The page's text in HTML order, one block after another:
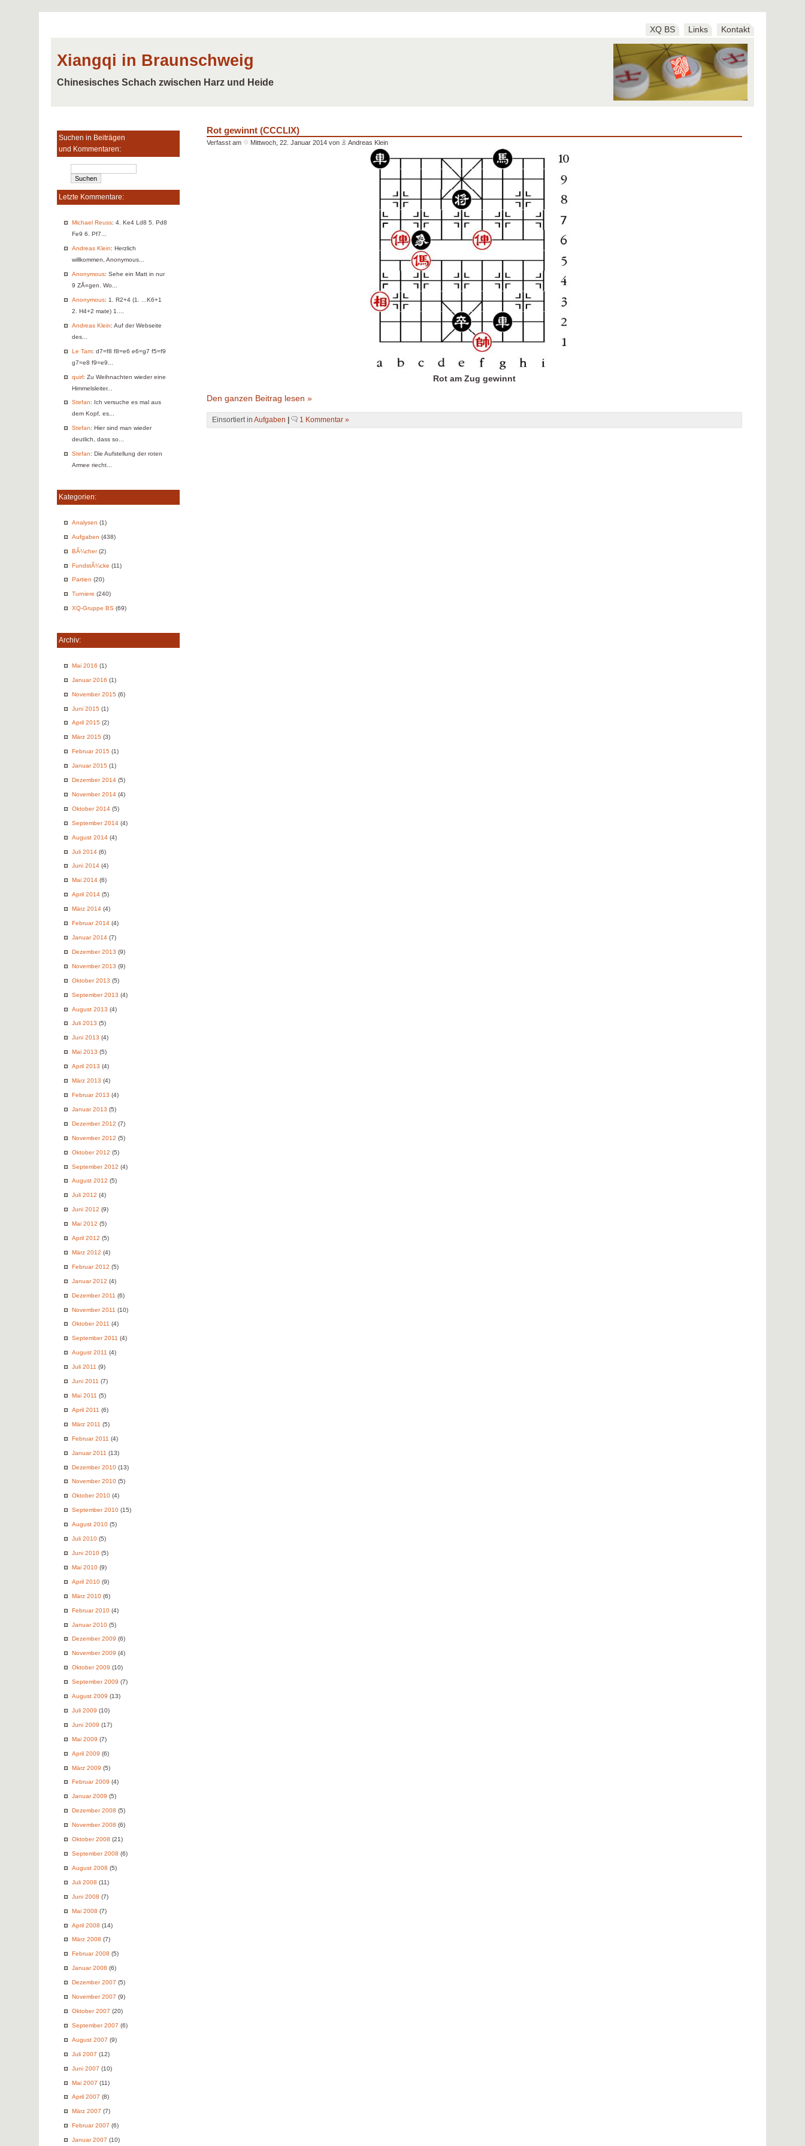
XQ BS Links Kontakt
Xiangqi in Braunschweig
Chinesisches Schach zwischen Harz und Heide
Suchen in Beiträgen
und Kommentaren:
Letzte Kommentare:
Michael Reuss: 4. Ke4 Ld8 5. Pd8
Fe9 6. Pf7...
Andreas Klein: Herzlich
willkommen, Anonymous...
Anonymous: Sehe ein Matt in nur
9 ZÅ«gen. Wo...
Anonymous: 1. R2+4 (1. ...K6+1
2. H4+2 mate) 1....
Andreas Klein: Auf der Webseite
des...
Le Tam: d7=f8 f8=e6 e6=g7 f5=f9
g7=e8 f9=e9...
quirl: Zu Weihnachten wieder eine
Himmelsleiter...
Stefan: Ich versuche es mal aus
dem Kopf, es...
Stefan: Hier sind man wieder
deutlich, dass so...
Stefan: Die Aufstellung der roten
Armee riecht...
Kategorien:
Analysen (1)
Aufgaben (438)
BÃ¼cher(2)
FundstÃ¼cke (11)
Partien (20)
Turniere (240)
XQ-Gruppe BS (69)
Archiv:
Mai 2016 (1)
Januar 2016 (1)
November 2015 (6)
Juni 2015 (1)
April 2015 (2)
März 2015 (3)
Februar 2015 (1)
Januar 2015 (1)
Dezember 2014 (5)
November 2014 (4)
Oktober 2014 (5)
September 2014 (4)
August 2014 (4)
Juli 2014 (6)
Juni 2014 (4)
Mai 2014 (6)
April 2014 (5)
März 2014 (4)
Februar 2014 (4)
Januar 2014 (7)
Dezember 2013 (9)
November 2013 (9)
Oktober 2013 (5)
September 2013 (4)
August 2013 (4)
Juli 2013 (5)
Juni 2013 (4)
Mai 2013 (5)
April 2013 (4)
März 2013 (4)
Februar 2013 (4)
Januar 2013 (5)
Dezember 2012 (7)
November 2012 (5)
Oktober 2012 (5)
September 2012 (4)
August 2012 (5)
Juli 2012 (4)
Juni 2012 (9)
Mai 2012 (5)
April 2012 (5)
März 2012 (4)
Februar 2012 (5)
Januar 2012 (4)
Dezember 2011 (6)
November 2011 (10)
Oktober 2011 (4)
September 2011 (4)
August 2011 (4)
Juli 2011 (9)
Juni 2011 (7)
Mai 2011 (5)
April 2011 (6)
März 2011 (5)
Februar 2011 (4)
Januar 2011 (13)
Dezember 2010 (13)
November 2010 (5)
Oktober 2010 (4)
September 2010 (15)
August 2010 (5)
Juli 2010 (5)
Juni 2010 (5)
Mai 2010 (9)
April 2010 (9)
März 2010 (6)
Februar 2010 (4)
Januar 2010 (5)
Dezember 2009 (6)
November 2009 (4)
Oktober 2009 (10)
September 2009 (7)
August 2009 (13)
Juli 2009 (10)
Juni 2009 (17)
Mai 2009 (7)
April 2009 (6)
März 2009 (5)
Februar 2009 (4)
Januar 2009 (5)
Dezember 2008 (5)
November 2008 (6)
Oktober 2008 (21)
September 2008 (6)
August 2008 (5)
Juli 2008 (11)
Juni 2008 (7)
Mai 2008 (7)
April 2008 (14)
März 2008 (7)
Februar 2008 (5)
Januar 2008 (6)
Dezember 2007 (5)
November 2007 (9)
Oktober 2007 (20)
September 2007 (6)
August 2007 (9)
Juli 2007 (12)
Juni 2007 (10)
Mai 2007 (11)
April 2007 (8)
März 2007 (7)
Februar 2007 (6)
Januar 2007 (10)
Rot gewinnt (CCCLIX)
Verfasst am Mittwoch, 22. Januar 2014 von Andreas Klein
Rot am Zug gewinnt
Den ganzen Beitrag lesen »
Einsortiert inAufgaben 1 Kommentar »